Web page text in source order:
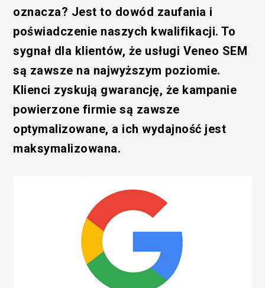
oznacza? Jest to dowód zaufania i
poświadczenie naszych kwalifikacji. To
sygnał dla klientów, że usługi Veneo SEM
są zawsze na najwyższym poziomie.
Klienci zyskują gwarancję, że kampanie
powierzone firmie są zawsze
optymalizowane, a ich wydajność jest
maksymalizowana.